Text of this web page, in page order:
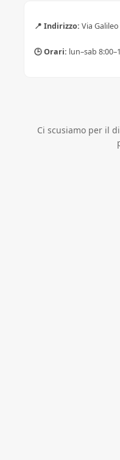
📍 Indirizzo: Via
🕒 Orari: lun–sab
Ci scusiamo per il